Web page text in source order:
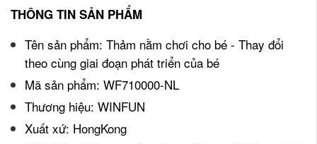
THÔNG TIN SẢN PHẨM
Tên sản phẩm: Thảm nằm chơi cho bé - Thay đổi
theo cùng giai đoạn phát triển của bé
Mã sản phẩm: WF710000-NL
Thương hiệu: WINFUN
Xuất xứ: HongKong